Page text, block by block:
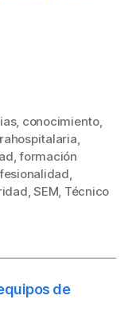
, conocimiento,
,
,formación
,
,SEM, Técnico
de